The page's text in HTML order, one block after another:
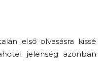
első olvasásra kissé
jelenség azonban